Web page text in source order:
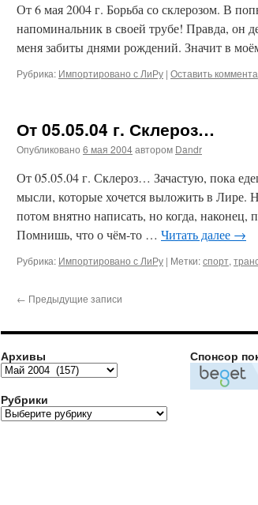
От 6 мая 2004 г. Борьба со склерозом. В
напоминальник в своей трубе! Правда, он
меня забиты днями рождений. Значит в
Рубрика: Импортировано с ЛиРу | Оставить
От 05.05.04 г. Склероз…
Опубликовано 6 мая 2004автором Dandr
От 05.05.04 г. Склероз… Зачастую, пока
мысли, которые хочется выложить в Лире.
потом внятно написать, но когда, наконец,
Помнишь, что о чём-то … Читать далее →
Рубрика: Импортировано с ЛиРу | Метки:спорт,
← Предыдущие записи
Архивы
Архивы
Рубрики
Рубрики
Спонсор